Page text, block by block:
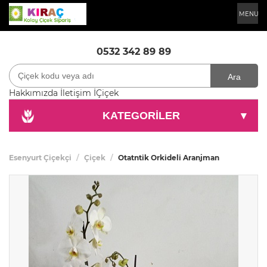
MENU
0532 342 89 89
Ara
Hakkımızda İletişim İÇiçek
KATEGORİLER ▾
Esenyurt Çiçekçi Çiçek Otatntik Orkideli Aranjman